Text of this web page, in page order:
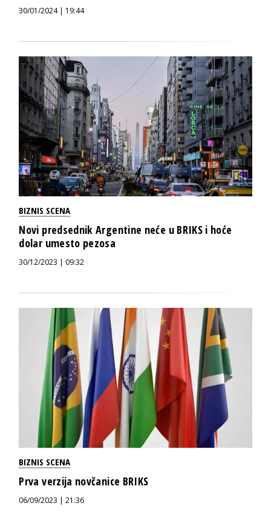
30/01/2024 | 19:44
BIZNIS SCENA
Novi predsednik Argentine neće u BRIKS i hoće
dolar umesto pezosa
30/12/2023 | 09:32
BIZNIS SCENA
Prva verzija novčanice BRIKS
06/09/2023 | 21:36